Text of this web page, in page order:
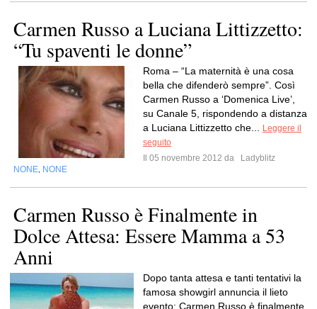
Carmen Russo a Luciana Littizzetto:
“Tu spaventi le donne”
Roma – “La maternità è una cosa
bella che difenderò sempre”. Così
Carmen Russo a ‘Domenica Live’,
su Canale 5, rispondendo a distanza
a Luciana Littizzetto che...
Leggere il
seguito
Il 05 novembre 2012 da
Ladyblitz
NONE NONE
Carmen Russo è Finalmente in
Dolce Attesa: Essere Mamma a 53
Anni
Dopo tanta attesa e tanti tentativi la
famosa showgirl annuncia il lieto
evento: Carmen Russo è finalmente